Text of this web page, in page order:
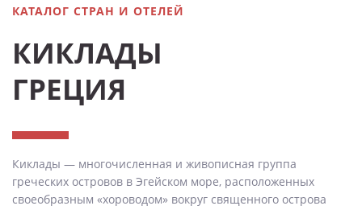
КАТАЛОГ СТРАН И ОТЕЛЕЙ
КИКЛАДЫ
ГРЕЦИЯ
Киклады — многочисленная и живописная группа
греческих островов в Эгейском море, расположенных
своеобразным «хороводом» вокруг священного острова